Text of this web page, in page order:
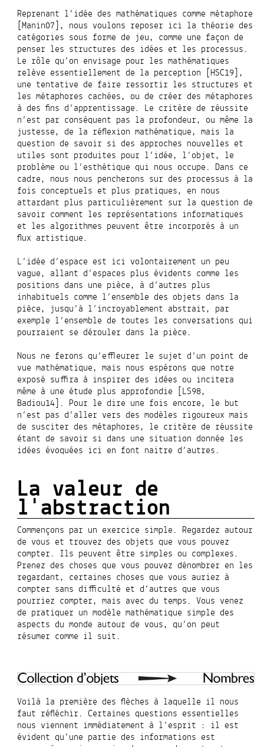
Reprenant l’idée des mathématiques comme métaphore
[Manin07], nous voulons reposer ici la théorie des
catégories sous forme de jeu, comme une façon de
penser les structures des idées et les processus.
Le rôle qu’on envisage pour les mathématiques
relève essentiellement de la perception [HSC19],
une tentative de faire ressortir les structures et
les métaphores cachées, ou de créer des métaphores
à des fins d’apprentissage. Le critère de réussite
n’est par conséquent pas la profondeur, ou même la
justesse, de la réflexion mathématique, mais la
question de savoir si des approches nouvelles et
utiles sont produites pour l’idée, l’objet, le
problème ou l’esthétique qui nous occupe. Dans ce
cadre, nous nous pencherons sur des processus à la
fois conceptuels et plus pratiques, en nous
attardant plus particulièrement sur la question de
savoir comment les représentations informatiques
et les algorithmes peuvent être incorporés à un
flux artistique.
L’idée d’espace est ici volontairement un peu
vague, allant d’espaces plus évidents comme les
positions dans une pièce, à d’autres plus
inhabituels comme l’ensemble des objets dans la
pièce, jusqu’à l’incroyablement abstrait, par
exemple l’ensemble de toutes les conversations qui
pourraient se dérouler dans la pièce.
Nous ne ferons qu’effleurer le sujet d’un point de
vue mathématique, mais nous espérons que notre
exposé suffira à inspirer des idées ou incitera
même à une étude plus approfondie [LS98,
Badiou14]. Pour le dire une fois encore, le but
n’est pas d’aller vers des modèles rigoureux mais
de susciter des métaphores, le critère de réussite
étant de savoir si dans une situation donnée les
idées évoquées ici en font naitre d’autres.
La valeur de
l'abstraction
Commençons par un exercice simple. Regardez autour
de vous et trouvez des objets que vous pouvez
compter. Ils peuvent être simples ou complexes.
Prenez des choses que vous pouvez dénombrer en les
regardant, certaines choses que vous auriez à
compter sans difficulté et d’autres que vous
pourriez compter, mais avec du temps. Vous venez
de pratiquer un modèle mathématique simple des
aspects du monde autour de vous, qu’on peut
résumer comme il suit.
Voilà la première des flèches à laquelle il nous
faut réfléchir. Certaines questions essentielles
nous viennent immédiatement à l’esprit : il est
évident qu’une partie des informations est